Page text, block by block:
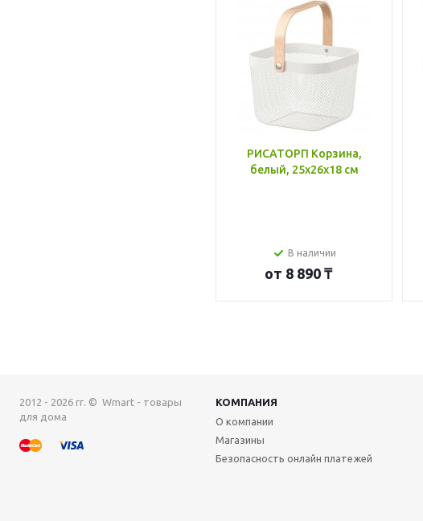
РИСАТОРП Корзина,
белый, 25x26x18 см
В наличии
от 8 890 ₸
2012 - 2026 гг. © Wmart - товары
для дома
КОМПАНИЯ
О компании
Магазины
Безопасность онлайн платежей